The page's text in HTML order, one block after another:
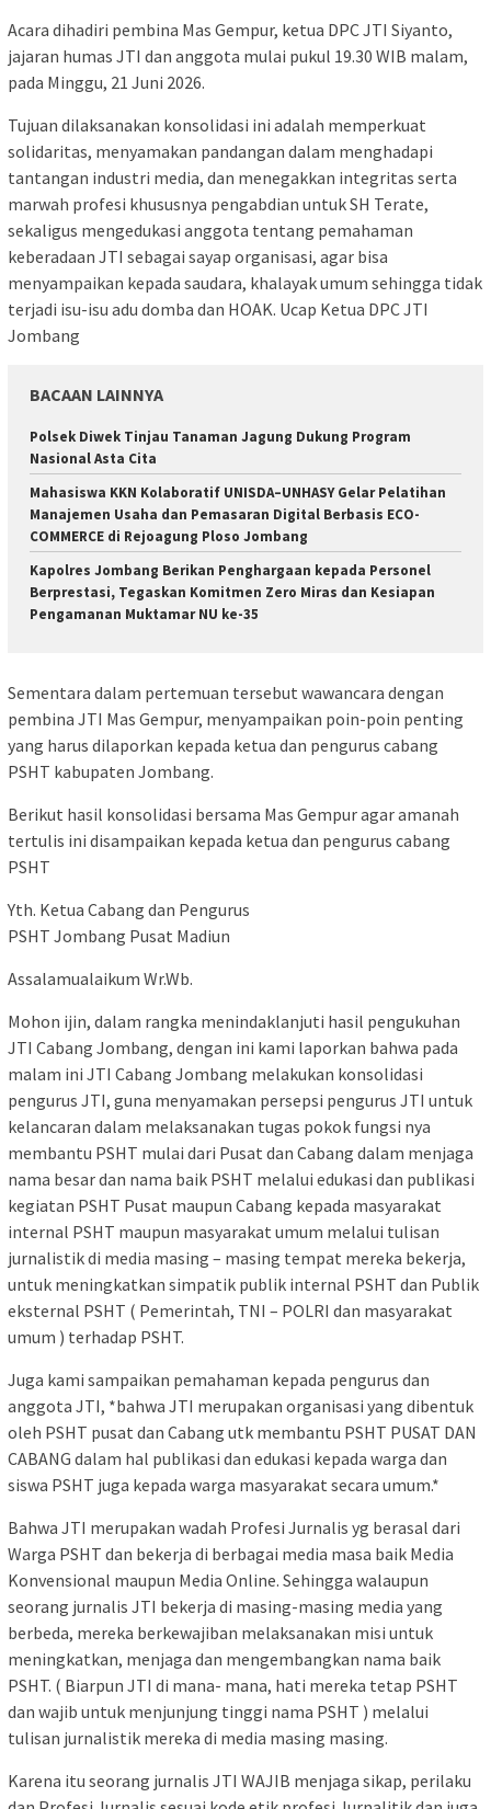
Acara dihadiri pembina Mas Gempur, ketua DPC JTI Siyanto,
jajaran humas JTI dan anggota mulai pukul 19.30 WIB malam,
pada Minggu, 21 Juni 2026.
Tujuan dilaksanakan konsolidasi ini adalah memperkuat
solidaritas, menyamakan pandangan dalam menghadapi
tantangan industri media, dan menegakkan integritas serta
marwah profesi khususnya pengabdian untuk SH Terate,
sekaligus mengedukasi anggota tentang pemahaman
keberadaan JTI sebagai sayap organisasi, agar bisa
menyampaikan kepada saudara, khalayak umum sehingga tidak
terjadi isu-isu adu domba dan HOAK. Ucap Ketua DPC JTI
Jombang
BACAAN LAINNYA
Polsek Diwek Tinjau Tanaman Jagung Dukung Program
Nasional Asta Cita
Mahasiswa KKN Kolaboratif UNISDA–UNHASY Gelar Pelatihan
Manajemen Usaha dan Pemasaran Digital Berbasis ECO-
COMMERCE di Rejoagung Ploso Jombang
Kapolres Jombang Berikan Penghargaan kepada Personel
Berprestasi, Tegaskan Komitmen Zero Miras dan Kesiapan
Pengamanan Muktamar NU ke-35
Sementara dalam pertemuan tersebut wawancara dengan
pembina JTI Mas Gempur, menyampaikan poin-poin penting
yang harus dilaporkan kepada ketua dan pengurus cabang
PSHT kabupaten Jombang.
Berikut hasil konsolidasi bersama Mas Gempur agar amanah
tertulis ini disampaikan kepada ketua dan pengurus cabang
PSHT
Yth. Ketua Cabang dan Pengurus
PSHT Jombang Pusat Madiun
Assalamualaikum Wr.Wb.
Mohon ijin, dalam rangka menindaklanjuti hasil pengukuhan
JTI Cabang Jombang, dengan ini kami laporkan bahwa pada
malam ini JTI Cabang Jombang melakukan konsolidasi
pengurus JTI, guna menyamakan persepsi pengurus JTI untuk
kelancaran dalam melaksanakan tugas pokok fungsi nya
membantu PSHT mulai dari Pusat dan Cabang dalam menjaga
nama besar dan nama baik PSHT melalui edukasi dan publikasi
kegiatan PSHT Pusat maupun Cabang kepada masyarakat
internal PSHT maupun masyarakat umum melalui tulisan
jurnalistik di media masing – masing tempat mereka bekerja,
untuk meningkatkan simpatik publik internal PSHT dan Publik
eksternal PSHT ( Pemerintah, TNI – POLRI dan masyarakat
umum ) terhadap PSHT.
Juga kami sampaikan pemahaman kepada pengurus dan
anggota JTI, *bahwa JTI merupakan organisasi yang dibentuk
oleh PSHT pusat dan Cabang utk membantu PSHT PUSAT DAN
CABANG dalam hal publikasi dan edukasi kepada warga dan
siswa PSHT juga kepada warga masyarakat secara umum.*
Bahwa JTI merupakan wadah Profesi Jurnalis yg berasal dari
Warga PSHT dan bekerja di berbagai media masa baik Media
Konvensional maupun Media Online. Sehingga walaupun
seorang jurnalis JTI bekerja di masing-masing media yang
berbeda, mereka berkewajiban melaksanakan misi untuk
meningkatkan, menjaga dan mengembangkan nama baik
PSHT. ( Biarpun JTI di mana- mana, hati mereka tetap PSHT
dan wajib untuk menjunjung tinggi nama PSHT ) melalui
tulisan jurnalistik mereka di media masing masing.
Karena itu seorang jurnalis JTI WAJIB menjaga sikap, perilaku